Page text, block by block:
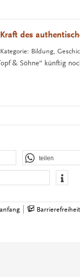
des
Kategorie: Bildung,
& Söhne“ künftig
teilen